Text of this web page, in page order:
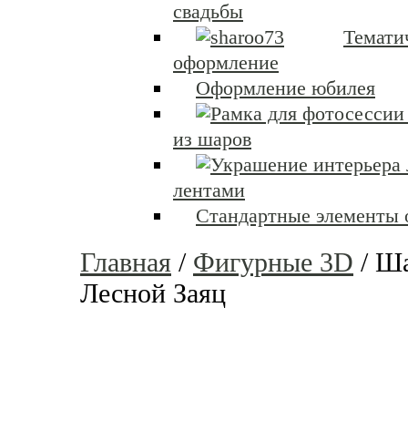
свадьбы
оформление
Оформление юбилея
из шаров
лентами
Стандартные элементы
Главная / Фигурные 3D /
Лесной Заяц